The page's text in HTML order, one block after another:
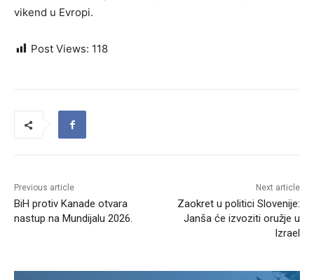
vikend u Evropi.
Post Views: 118
Previous article
BiH protiv Kanade otvara
nastup na Mundijalu 2026.
Next article
Zaokret u politici Slovenije:
Janša će izvoziti oružje u
Izrael